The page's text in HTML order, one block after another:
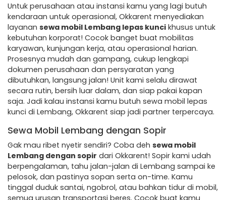
Untuk perusahaan atau instansi kamu yang lagi butuh
kendaraan untuk operasional, Okkarent menyediakan
layanan sewa mobil Lembang lepas kunci khusus untuk
kebutuhan korporat! Cocok banget buat mobilitas
karyawan, kunjungan kerja, atau operasional harian.
Prosesnya mudah dan gampang, cukup lengkapi
dokumen perusahaan dan persyaratan yang
dibutuhkan, langsung jalan! Unit kami selalu dirawat
secara rutin, bersih luar dalam, dan siap pakai kapan
saja. Jadi kalau instansi kamu butuh sewa mobil lepas
kunci di Lembang, Okkarent siap jadi partner terpercaya.
Sewa Mobil Lembang dengan Sopir
Gak mau ribet nyetir sendiri? Coba deh sewa mobil
Lembang dengan sopir dari Okkarent! Sopir kami udah
berpengalaman, tahu jalan-jalan di Lembang sampai ke
pelosok, dan pastinya sopan serta on-time. Kamu
tinggal duduk santai, ngobrol, atau bahkan tidur di mobil,
semua urusan transportasi beres. Cocok buat kamu